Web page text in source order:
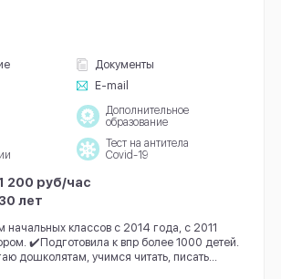
Документы
E-mail
Дополнительное
образование
Тест на антитела
Covid-19
200 руб/час
30 лет
начальных классов с 2014 года, с 2011
✔️Подготовила к впр более 1000 детей.
дошколятам, учимся читать, писать...